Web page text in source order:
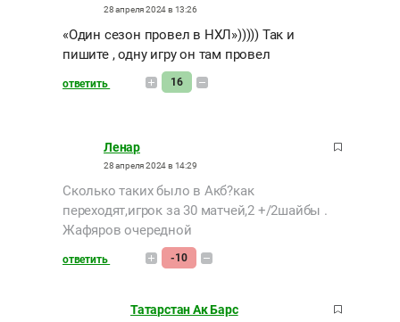
28 апреля 2024 в 13:26
«Один сезон провел в НХЛ»))))) Так и
пишите , одну игру он там провел
ответить 16
Ленар
28 апреля 2024 в 14:29
Сколько таких было в Акб?как
переходят,игрок за 30 матчей,2 +/2шайбы .
Жафяров очередной
ответить -10
Татарстан Ак Барс